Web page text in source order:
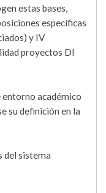
estas bases,
específicas
y IV
proyectos DI
entorno académico
su definición en la
del sistema